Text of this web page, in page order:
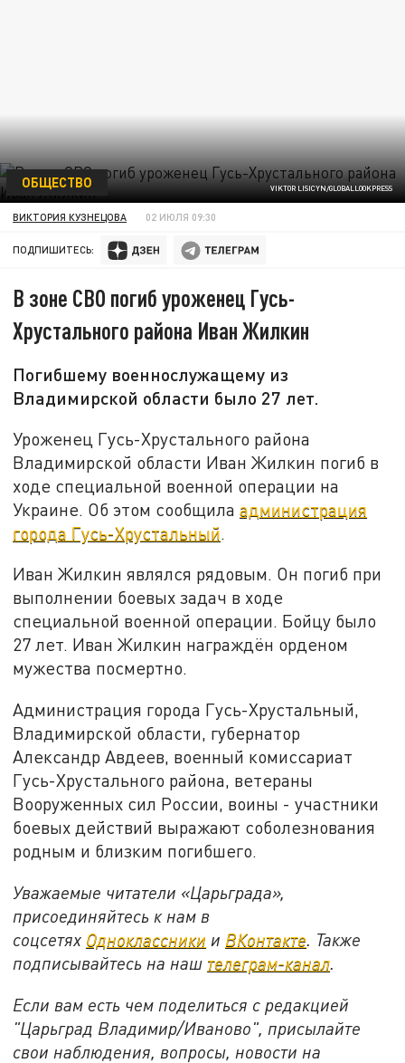
VIKTOR LISICYN/GLOBALLOOKPRESS
ОБЩЕСТВО
ВИКТОРИЯ КУЗНЕЦОВА 02 ИЮЛЯ 09:30
ПОДПИШИТЕСЬ:
В зоне СВО погиб уроженец Гусь-
Хрустального района Иван Жилкин
Погибшему военнослужащему из
Владимирской области было 27 лет.
Уроженец Гусь-Хрустального района
Владимирской области Иван Жилкин погиб в
ходе специальной военной операции на
Украине. Об этом сообщилаадминистрация
города Гусь-Хрустальный.
Иван Жилкин являлся рядовым. Он погиб при
выполнении боевых задач в ходе
специальной военной операции. Бойцу было
27 лет. Иван Жилкин награждён орденом
мужества посмертно.
Администрация города Гусь-Хрустальный,
Владимирской области, губернатор
Александр Авдеев, военный комиссариат
Гусь-Хрустального района, ветераны
Вооруженных сил России, воины - участники
боевых действий выражают соболезнования
родным и близким погибшего.
Уважаемые читатели «Царьграда»,
присоединяйтесь к нам в
соцсетях Одноклассники и ВКонтакте. Также
подписывайтесь на наш телеграм-канал.
Если вам есть чем поделиться с редакцией
"Царьград Владимир/Иваново", присылайте
свои наблюдения, вопросы, новости на